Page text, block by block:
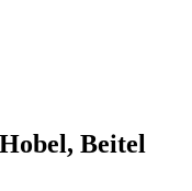
Beitel